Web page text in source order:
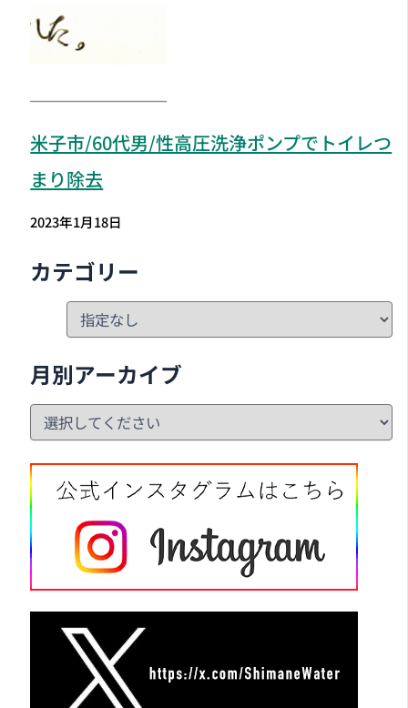
米子市/60代男/性高圧洗浄ポンプでトイレつ
まり除去
2023年1月18日
カテゴリー
月別アーカイブ